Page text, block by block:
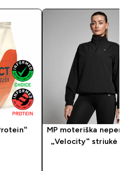
MP moteriška
„Velocity“ striukė –